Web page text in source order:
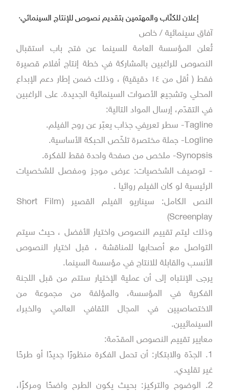
·إعلان للكتّاب والمهتمين بتقديم نصوص للإنتاج السينمائي
آفاق سينمائية / خاص
تُعلن المؤسسة العامة للسينما عن فتح باب استقبال
النصوص للراغبين بالمشاركة في خطة إنتاج أفلام قصيرة
فقط ( أقل من ١٤ دقيقية) ، وذلك ضمن إطار دعم الإبداع
المحلي وتشجيع الأصوات السينمائية الجديدة. على الراغبين
في التقدّم، إرسال المواد التالية:
Tagline- سطر تعريفي جذاب يعبّر عن روح الفيلم.
Logline- جملة مختصرة تلخّص الحبكة الأساسية.
Synopsis- ملخص من صفحة واحدة فقط للفكرة.
- توصيف الشخصيات: عرض موجز ومفصل للشخصيات
الرئيسية لو كان الفيلم روائيا .
النص الكامل: سيناريو الفيلم القصير (Short Film
Screenplay)
وذلك ليتم تقييم النصوص واختيار الأفضل ، حيث سيتم
التواصل مع أصحابها للمناقشة ، قبل اختيار النصوص
الأنسب والقابلة للانتاج في مؤسسة السينما.
يرجى الإنتباه إلى أن عملية الإختيار ستتم من قبل اللجنة
الفكرية في المؤسسة، والمؤلفة من مجموعة من
الاختصاصيين في المجال الثقافي العالمي والخبراء
السينمائيين.
معايير تقييم النصوص المقدّمة:
1. الجدّة والابتكار: أن تحمل الفكرة منظورًا جديدًا أو طرحًا
غير تقليدي.
2. الوضوح والتركيز: بحيث يكون الطرح واضحًا ومركزًا،